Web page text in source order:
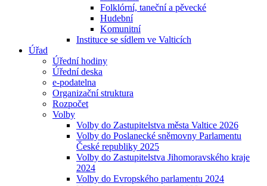
Folklórní, taneční a pěvecké
Hudební
Komunitní
Instituce se sídlem ve Valticích
Úřad
Úřední hodiny
Úřední deska
e-podatelna
Organizační struktura
Rozpočet
Volby
Volby do Zastupitelstva města Valtice 2026
Volby do Poslanecké sněmovny Parlamentu
České republiky 2025
Volby do Zastupitelstva Jihomoravského kraje
2024
Volby do Evropského parlamentu 2024